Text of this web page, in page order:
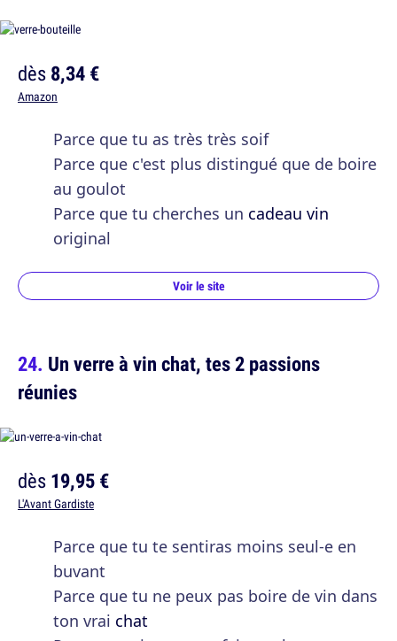
dès8,34 €
Amazon
Parce que tu as très très soif
Parce que c'est plus distingué que de boire
au goulot
Parce que tu cherches un cadeau vin
original
Voir le site
Un verre à vin chat, tes 2 passions
réunies
dès19,95 €
L'Avant Gardiste
Parce que tu te sentiras moins seul-e en
buvant
Parce que tu ne peux pas boire de vin dans
ton vrai chat